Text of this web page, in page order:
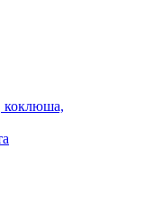
коклюша,